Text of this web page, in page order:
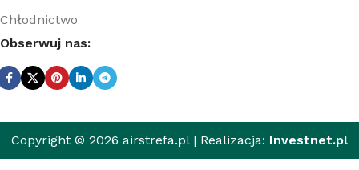
Chłodnictwo
Obserwuj nas:
Copyright © 2026 airstrefa.pl | Realizacja: Investnet.pl
459,00zł
390,00zł